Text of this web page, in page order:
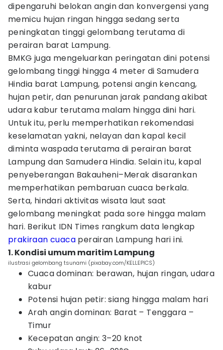
dipengaruhi belokan angin dan konvergensi yang
memicu hujan ringan hingga sedang serta
peningkatan tinggi gelombang terutama di
perairan barat Lampung.
BMKG juga mengeluarkan peringatan dini potensi
gelombang tinggi hingga 4 meter di Samudera
Hindia barat Lampung, potensi angin kencang,
hujan petir, dan penurunan jarak pandang akibat
udara kabur terutama malam hingga dini hari.
Untuk itu, perlu memperhatikan rekomendasi
keselamatan yakni, nelayan dan kapal kecil
diminta waspada terutama di perairan barat
Lampung dan Samudera Hindia. Selain itu, kapal
penyeberangan Bakauheni–Merak disarankan
memperhatikan pembaruan cuaca berkala.
Serta, hindari aktivitas wisata laut saat
gelombang meningkat pada sore hingga malam
hari. Berikut IDN Times rangkum data lengkap
prakiraan cuaca perairan Lampung hari ini.
1. Kondisi umum maritim Lampung
ilustrasi gelombang tsunami (pixabay.com/KELLEPICS)
Cuaca dominan: berawan, hujan ringan, udara
kabur
Potensi hujan petir: siang hingga malam hari
Arah angin dominan: Barat – Tenggara –
Timur
Kecepatan angin: 3–20 knot